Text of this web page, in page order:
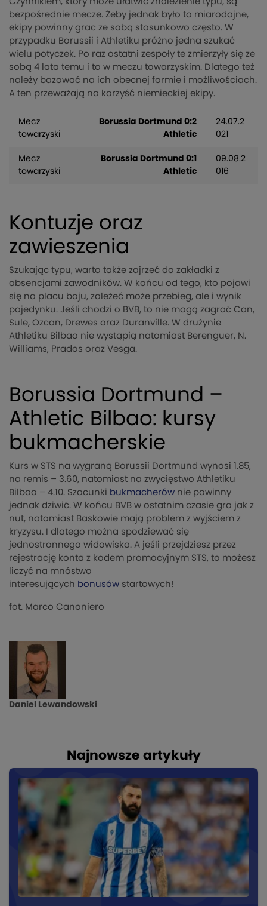
bezpośrednie mecze. Żeby jednak było to miarodajne,
ekipy powinny grac ze sobą stosunkowo często. W
przypadku Borussii i Athletiku próżno jedna szukać
wielu potyczek. Po raz ostatni zespoły te zmierzyły się ze
sobą 4 lata temu i to w meczu towarzyskim. Dlatego też
należy bazować na ich obecnej formie i możliwościach.
A ten przeważają na korzyść niemieckiej ekipy.
Mecz
towarzyski
Borussia Dortmund 0:2
Athletic
24.07.2
021
Mecz
towarzyski
Borussia Dortmund 0:1
Athletic
09.08.2
016
Kontuzje oraz
zawieszenia
Szukając typu, warto także zajrzeć do zakładki z
absencjami zawodników. W końcu od tego, kto pojawi
się na placu boju, zależeć może przebieg, ale i wynik
pojedynku. Jeśli chodzi o BVB, to nie mogą zagrać Can,
Sule, Ozcan, Drewes oraz Duranville. W drużynie
Athletiku Bilbao nie wystąpią natomiast Berenguer, N.
Williams, Prados oraz Vesga.
Borussia Dortmund –
Athletic Bilbao: kursy
bukmacherskie
Kurs w STS na wygraną Borussii Dortmund wynosi 1.85,
na remis – 3.60, natomiast na zwycięstwo Athletiku
Bilbao – 4.10. Szacunki bukmacherów nie powinny
jednak dziwić. W końcu BVB w ostatnim czasie gra jak z
nut, natomiast Baskowie mają problem z wyjściem z
kryzysu. I dlatego można spodziewać się
jednostronnego widowiska. A jeśli przejdziesz przez
rejestrację konta z kodem promocyjnym STS, to możesz
liczyć na mnóstwo
interesujących bonusów startowych!
fot. Marco Canoniero
Daniel Lewandowski
Najnowsze artykuły